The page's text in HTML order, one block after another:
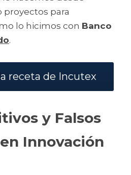
proyectos para
lo hicimos con Banco
.
receta de Incutex
y Falsos
Innovación